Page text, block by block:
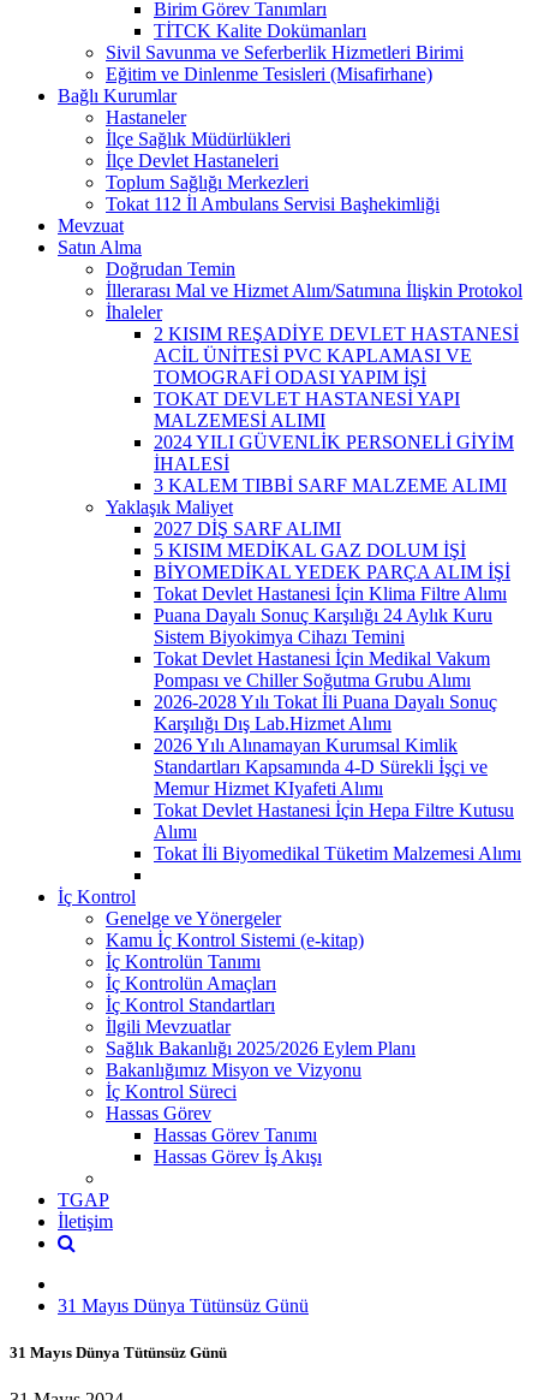
Birim Görev Tanımları
TİTCK Kalite Dokümanları
Sivil Savunma ve Seferberlik Hizmetleri Birimi
Eğitim ve Dinlenme Tesisleri (Misafirhane)
Bağlı Kurumlar
Hastaneler
İlçe Sağlık Müdürlükleri
İlçe Devlet Hastaneleri
Toplum Sağlığı Merkezleri
Tokat 112 İl Ambulans Servisi Başhekimliği
Mevzuat
Satın Alma
Doğrudan Temin
İllerarası Mal ve Hizmet Alım/Satımına İlişkin Protokol
İhaleler
2 KISIM REŞADİYE DEVLET HASTANESİ
ACİL ÜNİTESİ PVC KAPLAMASI VE
TOMOGRAFİ ODASI YAPIM İŞİ
TOKAT DEVLET HASTANESİ YAPI
MALZEMESİ ALIMI
2024 YILI GÜVENLİK PERSONELİ GİYİM
İHALESİ
3 KALEM TIBBİ SARF MALZEME ALIMI
Yaklaşık Maliyet
2027 DİŞ SARF ALIMI
5 KISIM MEDİKAL GAZ DOLUM İŞİ
BİYOMEDİKAL YEDEK PARÇA ALIM İŞİ
Tokat Devlet Hastanesi İçin Klima Filtre Alımı
Puana Dayalı Sonuç Karşılığı 24 Aylık Kuru
Sistem Biyokimya Cihazı Temini
Tokat Devlet Hastanesi İçin Medikal Vakum
Pompası ve Chiller Soğutma Grubu Alımı
2026-2028 Yılı Tokat İli Puana Dayalı Sonuç
Karşılığı Dış Lab.Hizmet Alımı
2026 Yılı Alınamayan Kurumsal Kimlik
Standartları Kapsamında 4-D Sürekli İşçi ve
Memur Hizmet KIyafeti Alımı
Tokat Devlet Hastanesi İçin Hepa Filtre Kutusu
Alımı
Tokat İli Biyomedikal Tüketim Malzemesi Alımı
İç Kontrol
Genelge ve Yönergeler
Kamu İç Kontrol Sistemi (e-kitap)
İç Kontrolün Tanımı
İç Kontrolün Amaçları
İç Kontrol Standartları
İlgili Mevzuatlar
Sağlık Bakanlığı 2025/2026 Eylem Planı
Bakanlığımız Misyon ve Vizyonu
İç Kontrol Süreci
Hassas Görev
Hassas Görev Tanımı
Hassas Görev İş Akışı
TGAP
İletişim
31 Mayıs Dünya Tütünsüz Günü
31 Mayıs Dünya Tütünsüz Günü